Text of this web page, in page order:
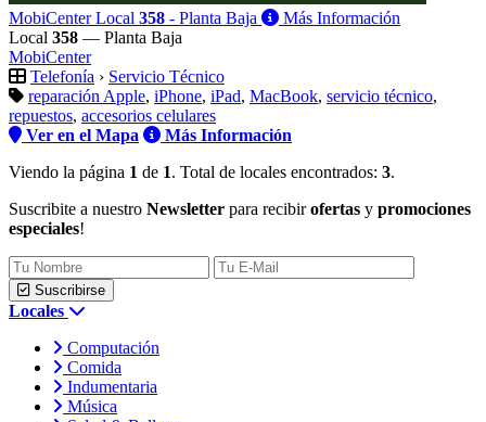
MobiCenter Local 358 - Planta Baja
Más Información
Local 358 — Planta Baja
MobiCenter
Telefonía › Servicio Técnico
reparación Apple, iPhone, iPad, MacBook, servicio técnico,
repuestos, accesorios celulares
Ver en el Mapa
Más Información
Viendo la página 1 de 1. Total de locales encontrados: 3.
Suscribite a nuestro Newsletter para recibirofertas y promociones
especiales!
Suscribirse
Locales
Computación
Comida
Indumentaria
Música